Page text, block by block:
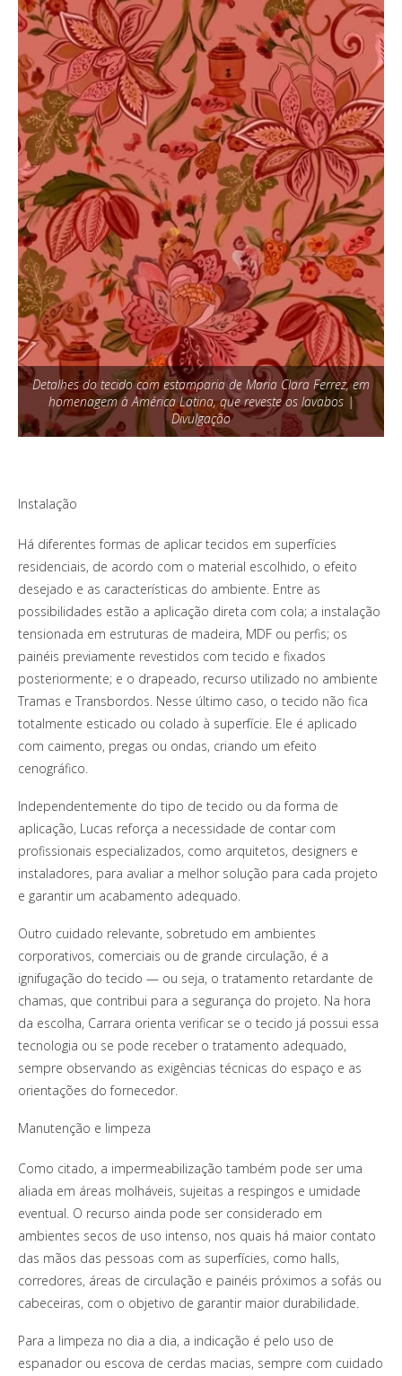
Detalhes do tecido com estamparia de Maria Clara Ferrez, em
homenagem à América Latina, que reveste os lavabos |
Divulgação
Instalação
Há diferentes formas de aplicar tecidos em superfícies
residenciais, de acordo com o material escolhido, o efeito
desejado e as características do ambiente. Entre as
possibilidades estão a aplicação direta com cola; a instalação
tensionada em estruturas de madeira, MDF ou perfis; os
painéis previamente revestidos com tecido e fixados
posteriormente; e o drapeado, recurso utilizado no ambiente
Tramas e Transbordos. Nesse último caso, o tecido não fica
totalmente esticado ou colado à superfície. Ele é aplicado
com caimento, pregas ou ondas, criando um efeito
cenográfico.
Independentemente do tipo de tecido ou da forma de
aplicação, Lucas reforça a necessidade de contar com
profissionais especializados, como arquitetos, designers e
instaladores, para avaliar a melhor solução para cada projeto
e garantir um acabamento adequado.
Outro cuidado relevante, sobretudo em ambientes
corporativos, comerciais ou de grande circulação, é a
ignifugação do tecido — ou seja, o tratamento retardante de
chamas, que contribui para a segurança do projeto. Na hora
da escolha, Carrara orienta verificar se o tecido já possui essa
tecnologia ou se pode receber o tratamento adequado,
sempre observando as exigências técnicas do espaço e as
orientações do fornecedor.
Manutenção e limpeza
Como citado, a impermeabilização também pode ser uma
aliada em áreas molháveis, sujeitas a respingos e umidade
eventual. O recurso ainda pode ser considerado em
ambientes secos de uso intenso, nos quais há maior contato
das mãos das pessoas com as superfícies, como halls,
corredores, áreas de circulação e painéis próximos a sofás ou
cabeceiras, com o objetivo de garantir maior durabilidade.
Para a limpeza no dia a dia, a indicação é pelo uso de
espanador ou escova de cerdas macias, sempre com cuidado